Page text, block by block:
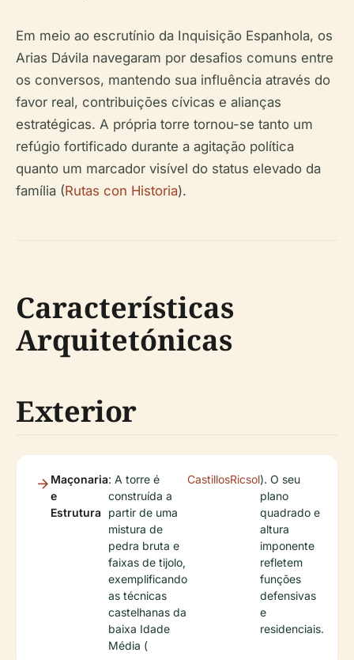
Em meio ao escrutínio da Inquisição Espanhola, os
Arias Dávila navegaram por desafios comuns entre
os conversos, mantendo sua influência através do
favor real, contribuições cívicas e alianças
estratégicas. A própria torre tornou-se tanto um
refúgio fortificado durante a agitação política
quanto um marcador visível do status elevado da
família (Rutas con Historia).
Características
Arquitetónicas
Exterior
Maçonaria
e
Estrutura
: A torre é
construída a
partir de uma
mistura de
pedra bruta e
faixas de tijolo,
exemplificando
as técnicas
castelhanas da
baixa Idade
Média (
CastillosRicsol). O seu
plano
quadrado e
altura
imponente
refletem
funções
defensivas
e
residenciais.